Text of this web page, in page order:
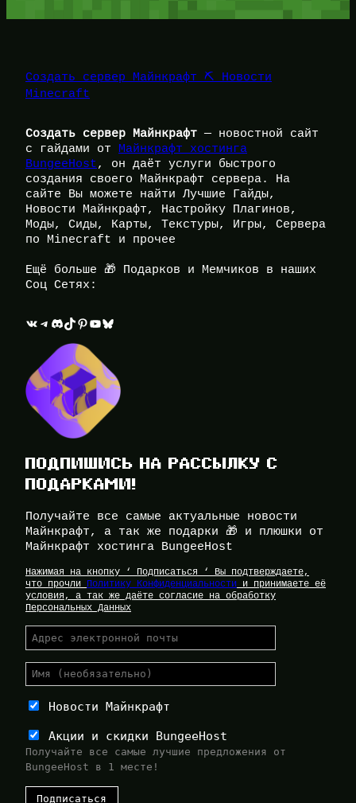
Создать сервер Майнкрафт ⛏️ Новости
Minecraft
Создать сервер Майнкрафт — новостной сайт
с гайдами от
Майнкрафт хостинга
BungeeHost, он даёт услуги быстрого
создания своего Майнкрафт сервера. На
сайте Вы можете найти Лучшие Гайды,
Новости Майнкрафт, Настройку Плагинов,
Моды, Сиды, Карты, Текстуры, Игры, Сервера
по Minecraft и прочее
Ещё больше 🎁 Подарков и Мемчиков в наших
Соц Сетях:
ВКонтакте Telegram Discord TikTok Pinterest YouTube Bluesky
ПОДПИШИСЬ НА РАССЫЛКУ С
ПОДАРКАМИ!
Получайте все самые актуальные новости
Майнкрафт, а так же подарки 🎁 и плюшки от
Майнкрафт хостинга BungeeHost
Нажимая на кнопку ‘ Подписаться ‘ Вы подтверждаете,
что прочли Политику Конфиденциальности и принимаете её
условия, а так же даёте согласие на обработку
Персональных Данных
Новости Майнкрафт
Акции и скидки BungeeHost
Получайте все самые лучшие предложения от
BungeeHost в 1 месте!